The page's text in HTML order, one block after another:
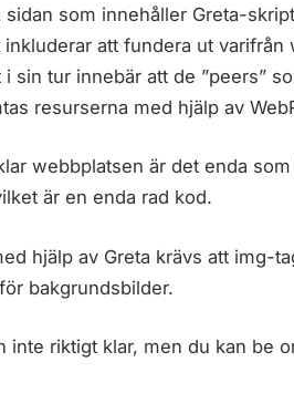
som innehåller Greta-
att fundera ut varifrån
sin tur innebär att de ”peers”
resurserna med hjälp av
webbplatsen är det enda
är en enda rad kod.
hjälp av Greta krävs att img-
bakgrundsbilder.
inte riktigt klar, men du kan be